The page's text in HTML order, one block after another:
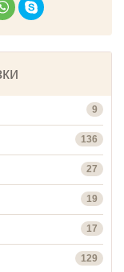
9
136
27
19
17
129